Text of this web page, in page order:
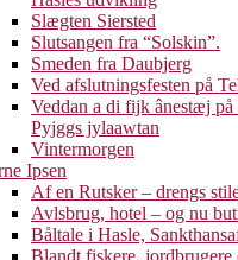
Slægten Siersted
Slutsangen fra “Solskin”.
Smeden fra Daubjerg
Ved afslutningsfesten på
Veddan a di fijk ânestæj på
Pyjggs jylaawtan
Vintermorgen
Ipsen
Af en Rutsker – drengs
Avlsbrug, hotel – og nu
Båltale i Hasle,